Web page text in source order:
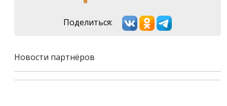
Поделиться:
Новости партнёров